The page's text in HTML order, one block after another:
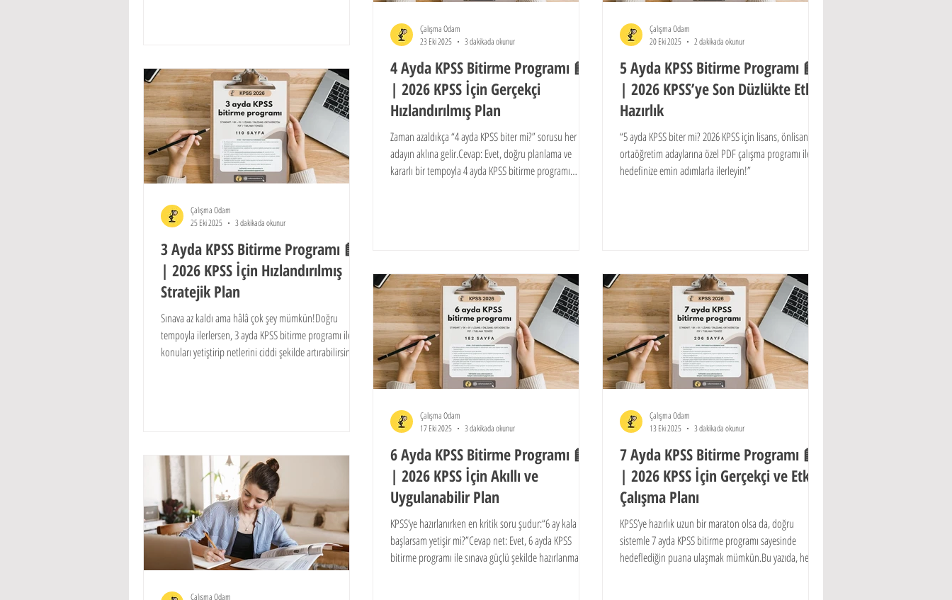
3 Ayda KPSS Bitirme Programı 📘
| 2026 KPSS İçin Hızlandırılmış
Stratejik Plan
Sınava az kaldı ama hâlâ çok şey mümkün!Doğru
tempoyla ilerlersen, 3 ayda KPSS bitirme programı ile
konuları yetiştirip netlerini ciddi şekilde artırabilirsin.Bu
Çalışma Odam
25 Eki 2025
3 dakikada okunur
4 Ayda KPSS Bitirme Programı 📘
| 2026 KPSS İçin Gerçekçi
Hızlandırılmış Plan
Zaman azaldıkça “4 ayda KPSS biter mi?” sorusu her
adayın aklına gelir.Cevap: Evet, doğru planlama ve
kararlı bir tempoyla 4 ayda KPSS bitirme programı
Çalışma Odam
23 Eki 2025
3 dakikada okunur
5 Ayda KPSS Bitirme Programı 📘
| 2026 KPSS’ye Son Düzlükte Etkili
Hazırlık
“5 ayda KPSS biter mi? 2026 KPSS için lisans, önlisans ve
ortaöğretim adaylarına özel PDF çalışma programı ile
hedefinize emin adımlarla ilerleyin!”
Çalışma Odam
20 Eki 2025
2 dakikada okunur
Çalışma Odam
6 Ayda KPSS Bitirme Programı 📘
| 2026 KPSS İçin Akıllı ve
Uygulanabilir Plan
KPSS’ye hazırlanırken en kritik soru şudur:“6 ay kala
başlarsam yetişir mi?”Cevap net: Evet, 6 ayda KPSS
bitirme programı ile sınava güçlü şekilde hazırlanmak
Çalışma Odam
17 Eki 2025
3 dakikada okunur
7 Ayda KPSS Bitirme Programı 📘
| 2026 KPSS İçin Gerçekçi ve Etkili
Çalışma Planı
KPSS’ye hazırlık uzun bir maraton olsa da, doğru
sistemle 7 ayda KPSS bitirme programı sayesinde
hedeflediğin puana ulaşmak mümkün.Bu yazıda, hem
Çalışma Odam
13 Eki 2025
3 dakikada okunur